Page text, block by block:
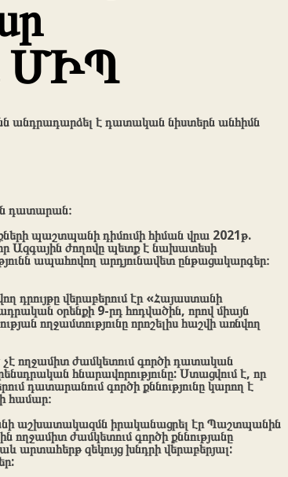
անդրադարձել է դատական նիստերն անհիմն
դատարան։
պաշտպանի դիմումի հիման վրա 2021թ.
Ազգային ժողովը պետք է նախատեսի
ապահովող արդյունավետ ընթացակարգեր։
դրույթը վերաբերում էր «Հայաստանի
օրենքի 9-րդ հոդվածին, որով միայն
ողջամտությունը որոշելիս հաշվի առնվող
ողջամիտ ժամկետում գործի դատական
հնարավորությունը: Ստացվում է, որ
դատարանում գործի քննությունը կարող է
համար։
աշխատակազմն իրականացրել էր Պաշտպանին
ողջամիտ ժամկետում գործի քննությանը
զեկույց խնդրի վերաբերյալ: